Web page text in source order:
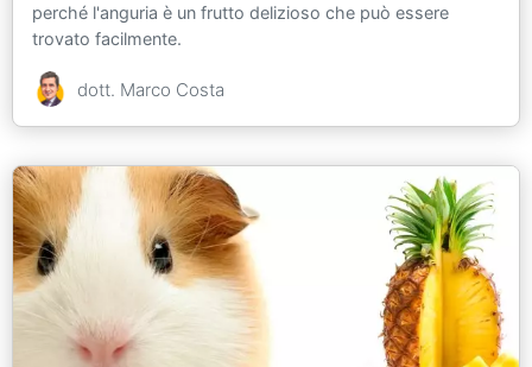
perché l'anguria è un frutto delizioso che può essere
trovato facilmente.
dott. Marco Costa